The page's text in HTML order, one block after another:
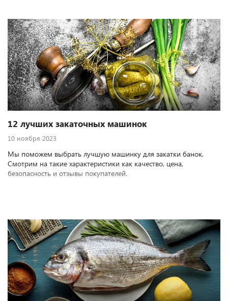
12 лучших закаточных машинок
10 ноября 2023
Мы поможем выбрать лучшую машинку для закатки банок.
Смотрим на такие характеристики как качество, цена,
безопасность и отзывы покупателей.